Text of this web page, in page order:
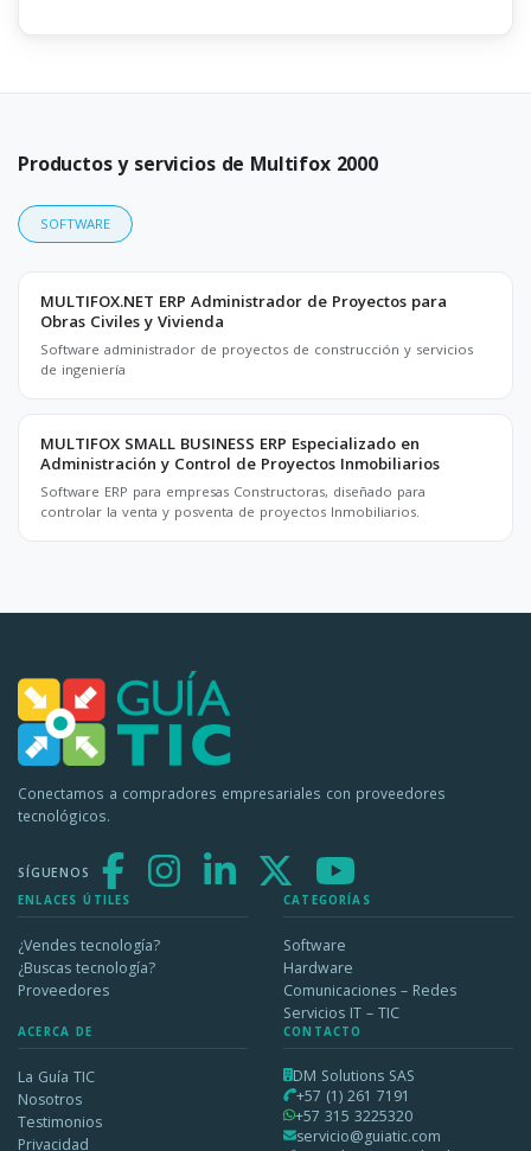
Productos y servicios de Multifox 2000
SOFTWARE
MULTIFOX.NET ERP Administrador de Proyectos para
Obras Civiles y Vivienda
Software administrador de proyectos de construcción y servicios
de ingeniería
MULTIFOX SMALL BUSINESS ERP Especializado en
Administración y Control de Proyectos Inmobiliarios
Software ERP para empresas Constructoras, diseñado para
controlar la venta y posventa de proyectos Inmobiliarios.
Conectamos a compradores empresariales con proveedores
tecnológicos.
SÍGUENOS
ENLACES ÚTILES
¿Vendes tecnología?
¿Buscas tecnología?
Proveedores
CATEGORÍAS
Software
Hardware
Comunicaciones – Redes
Servicios IT – TIC
ACERCA DE
La Guía TIC
Nosotros
Testimonios
Privacidad
CONTACTO
DM Solutions SAS
+57 (1) 261 7191
+57 315 3225320
servicio@guiatic.com